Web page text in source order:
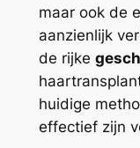
maar ook de
aanzienlijk
de rijke
huidige
effectief zijn